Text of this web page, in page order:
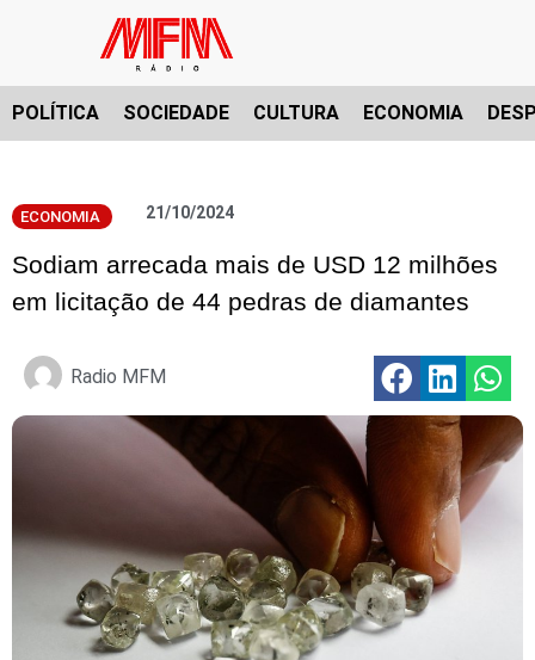
POLÍTICA SOCIEDADE CULTURA ECONOMIA
ECONOMIA 21/10/2024
Sodiam arrecada mais de USD 12 milhões
em licitação de 44 pedras de diamantes
Radio MFM